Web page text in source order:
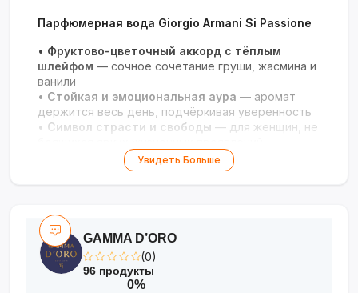
Парфюмерная вода Giorgio Armani Si Passione
• Фруктово-цветочный аккорд с тёплым
шлейфом — сочное сочетание груши, жасмина и
ванили
• Стойкая и эмоциональная аура — аромат
держится весь день, подчёркивая уверенность
• Символ страсти и свободы — для женщин, не
Элегантный флакон— матовое красное
стекло с магнитной крышкой
Увидеть Больше
GAMMA D’ORO
(0)
96 продукты
0%